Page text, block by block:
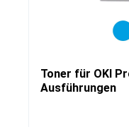
Toner für OKI
Ausführungen